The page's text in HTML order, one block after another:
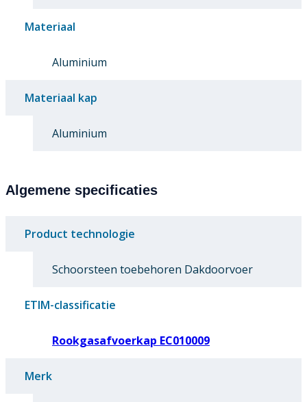
Materiaal
Aluminium
Materiaal kap
Aluminium
Algemene specificaties
Product technologie
Schoorsteen toebehoren Dakdoorvoer
ETIM-classificatie
Rookgasafvoerkap EC010009
Merk